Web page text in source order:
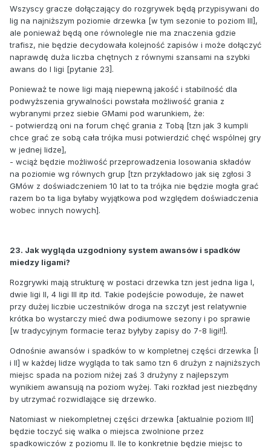
Wszyscy gracze dołączający do rozgrywek będą przypisywani do
lig na najniższym poziomie drzewka [w tym sezonie to poziom III],
ale ponieważ będą one równolegle nie ma znaczenia gdzie
trafisz, nie będzie decydowała kolejność zapisów i może dołączyć
naprawdę duża liczba chętnych z równymi szansami na szybki
awans do I ligi [pytanie 23].
Ponieważ te nowe ligi mają niepewną jakość i stabilność dla
podwyższenia grywalności powstała możliwość grania z
wybranymi przez siebie GMami pod warunkiem, że:
- potwierdzą oni na forum chęć grania z Tobą [tzn jak 3 kumpli
chce grać ze sobą cała trójka musi potwierdzić chęć wspólnej gry
w jednej lidze],
- wciąż będzie możliwość przeprowadzenia losowania składów
na poziomie wg równych grup [tzn przykładowo jak się zgłosi 3
GMów z doświadczeniem 10 lat to ta trójka nie będzie mogła grać
razem bo ta liga byłaby wyjątkowa pod względem doświadczenia
wobec innych nowych].
23. Jak wygląda uzgodniony system awansów i spadków
miedzy ligami?
Rozgrywki mają strukturę w postaci drzewka tzn jest jedna liga I,
dwie ligi II, 4 ligi III itp itd. Takie podejście powoduje, że nawet
przy dużej liczbie uczestników droga na szczyt jest relatywnie
krótka bo wystarczy mieć dwa podiumowe sezony i po sprawie
[w tradycyjnym formacie teraz byłyby zapisy do 7-8 ligi!!].
Odnośnie awansów i spadków to w kompletnej części drzewka [I
i II] w każdej lidze wygląda to tak samo tzn 6 drużyn z najniższych
miejsc spada na poziom niżej zaś 3 drużyny z najlepszym
wynikiem awansują na poziom wyżej. Taki rozkład jest niezbędny
by utrzymać rozwidlające się drzewko.
Natomiast w niekompletnej części drzewka [aktualnie poziom III]
będzie toczyć się walka o miejsca zwolnione przez
spadkowiczów z poziomu II. Ile to konkretnie będzie miejsc to